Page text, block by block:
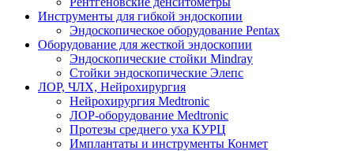
Инструменты для гибкой эндоскопии
Эндоскопическое оборудование Pentax
Оборудование для жесткой эндоскопии
Эндоскопические стойки Mindray
Стойки эндоскопические Элепс
ЛОР, ЧЛХ, Нейрохирургия
Нейрохирургия Medtronic
ЛОР-оборудование Medtronic
Протезы среднего уха КУРЦ
Имплантаты и инструменты Конмет